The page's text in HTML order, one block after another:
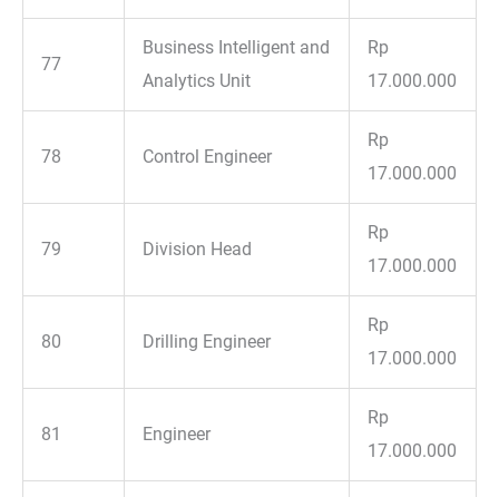
77
Business Intelligent and
Analytics Unit
Rp
17.000.000
78 Control Engineer
Rp
17.000.000
79 Division Head
Rp
17.000.000
80 Drilling Engineer
Rp
17.000.000
81 Engineer
Rp
17.000.000